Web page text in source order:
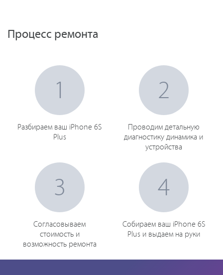
Процесс ремонта
1
Разбираем ваш iPhone 6S
Plus
2
Проводим детальную
диагностику динамика и
устройства
3
Согласовываем
стоимость и
возможность ремонта
4
Собираем ваш iPhone 6S
Plus и выдаем на руки